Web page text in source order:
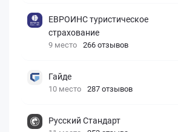
ЕВРОИНС туристическое
страхование
9 место 266 отзывов
Гайде
10 место 287 отзывов
Русский Стандарт